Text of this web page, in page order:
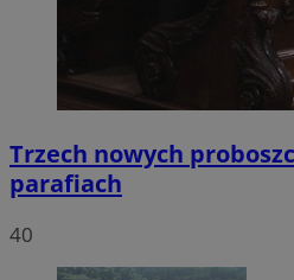
Trzech nowych
parafiach
40